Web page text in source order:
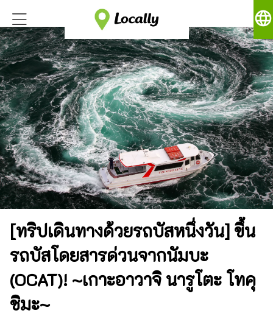
language
[ทริปเดินทางด้วยรถบัสหนึ่งวัน] ขึ้น
รถบัสโดยสารด่วนจากนัมบะ
(OCAT)! ~เกาะอาวาจิ นารูโตะ โทคุ
ชิมะ~